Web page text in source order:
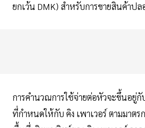
ยกเว้น DMK) สำหรับการขายสินค้าป
การคำนวณการใช้จ่ายต่อหัวจะขึ้นอยู่
ที่กำหนดให้กับ คิง เพาเวอร์ ตามมาตร